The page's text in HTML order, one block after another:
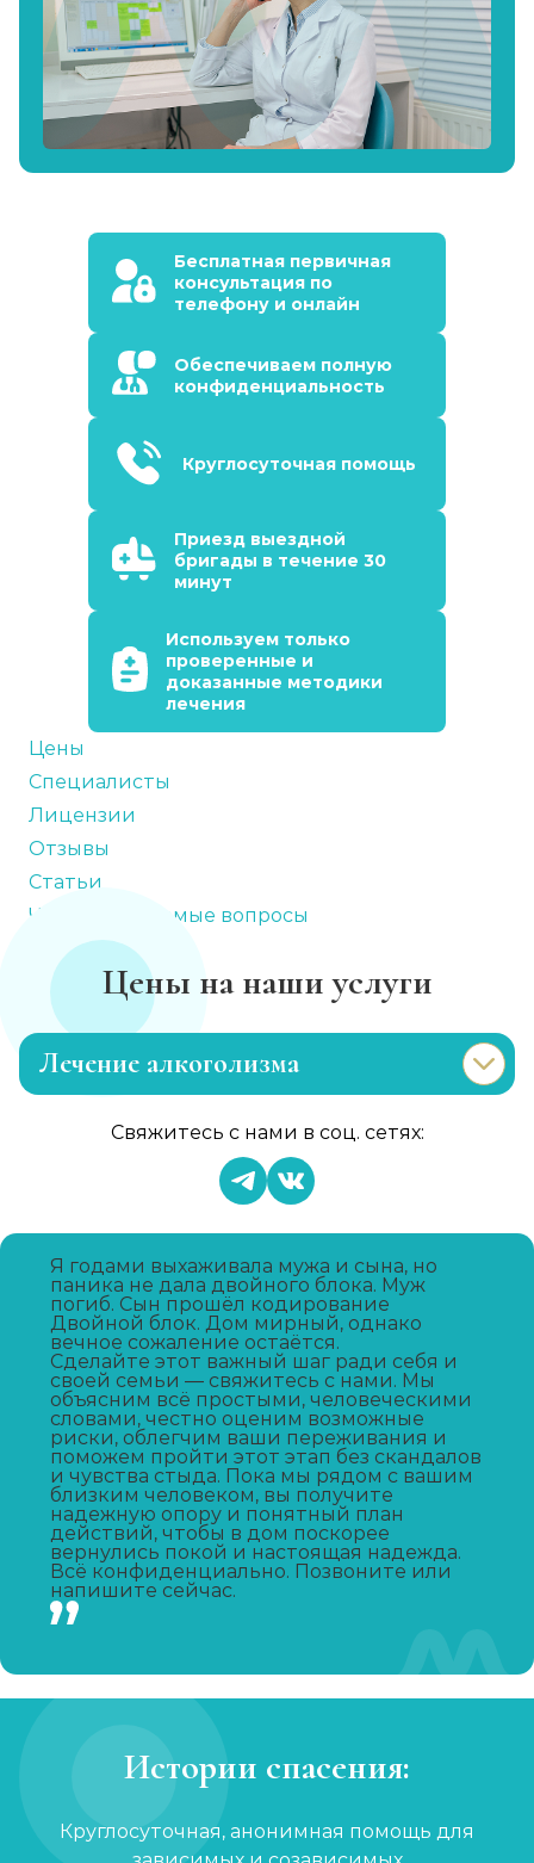
Бесплатная первичная
консультация по
телефону и онлайн
Обеспечиваем полную
конфиденциальность
Круглосуточная помощь
Приезд выездной
бригады в течение 30
минут
Используем только
проверенные и
доказанные методики
лечения
Цены
Специалисты
Лицензии
Отзывы
Статьи
Часто задаваемые вопросы
Цены на наши услуги
Лечение алкоголизма
от 2 000 ₽ Записаться
Вывод из запоя
от 3 000 ₽ Записаться
Капельница от запоя
от 2 000 ₽ Записаться
Капельница от похмелья
от 1 500 ₽ Записаться
Кодирование уколом
Свяжитесь с нами в соц. сетях:
Я годами выхаживала мужа и сына, но
паника не дала двойного блока. Муж
погиб. Сын прошёл кодирование
Двойной блок. Дом мирный, однако
вечное сожаление остаётся.
Сделайте этот важный шаг ради себя и
своей семьи — свяжитесь с нами. Мы
объясним всё простыми, человеческими
словами, честно оценим возможные
риски, облегчим ваши переживания и
поможем пройти этот этап без скандалов
и чувства стыда. Пока мы рядом с вашим
близким человеком, вы получите
надежную опору и понятный план
действий, чтобы в дом поскорее
вернулись покой и настоящая надежда.
Всё конфиденциально. Позвоните или
напишите сейчас.
Истории спасения:
Круглосуточная, анонимная помощь для